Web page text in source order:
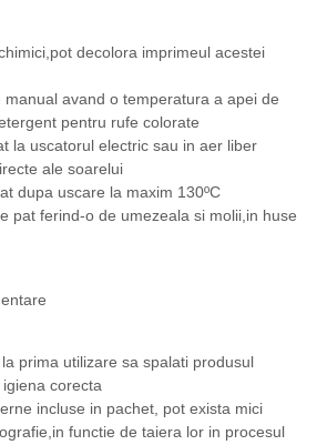
decolora imprimeul acestei
manual avand o temperatura a apei de
pentru rufe colorate
la uscatorul electric sau in aer liber
ale soarelui
dupa uscare la maxim 130ºC
pat ferind-o de umezeala si molii,in huse
prima utilizare sa spalati produsul
corecta
incluse in pachet, pot exista mici
functie de taiera lor in procesul